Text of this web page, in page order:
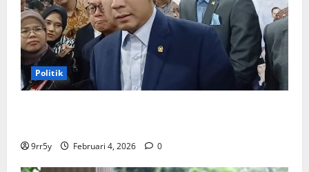
Politik
9rr5y Februari 4, 2026 0